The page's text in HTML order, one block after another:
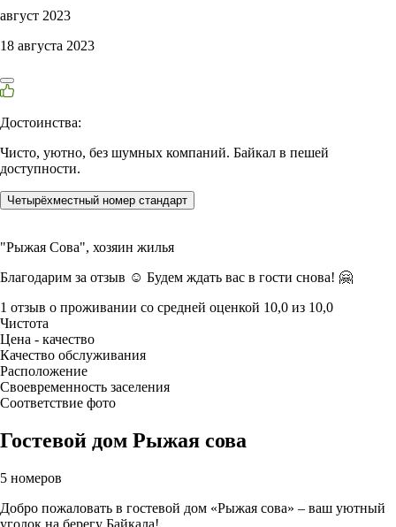
август 2023
18 августа 2023
Достоинства:
Чисто, уютно, без шумных компаний. Байкал в пешей
доступности.
Четырёхместный номер стандарт
"Рыжая Сова", хозяин жилья
Благодарим за отзыв ☺️ Будем ждать вас в гости снова! 🤗
1 отзыв о проживании со средней оценкой 10,0 из 10,0
Чистота
Цена - качество
Качество обслуживания
Расположение
Своевременность заселения
Соответствие фото
Гостевой дом Рыжая сова
5 номеров
Добро пожаловать в гостевой дом «Рыжая сова» – ваш уютный
уголок на берегу Байкала!